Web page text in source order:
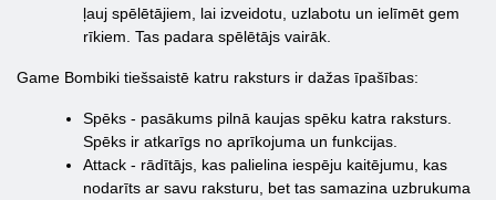
ļauj spēlētājiem, lai izveidotu, uzlabotu un ielīmēt gem
rīkiem. Tas padara spēlētājs vairāk.
Game Bombiki tiešsaistē katru raksturs ir dažas īpašības:
Spēks - pasākums pilnā kaujas spēku katra raksturs.
Spēks ir atkarīgs no aprīkojuma un funkcijas.
Attack - rādītājs, kas palielina iespēju kaitējumu, kas
nodarīts ar savu raksturu, bet tas samazina uzbrukuma